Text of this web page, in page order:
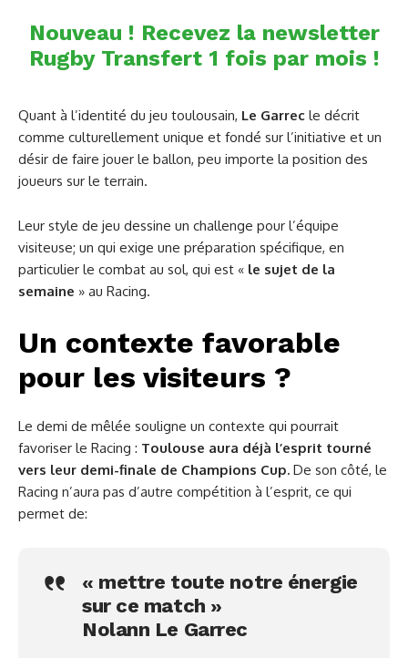
Nouveau ! Recevez la newsletter
Rugby Transfert 1 fois par mois !
Quant à l’identité du jeu toulousain, Le Garrec le décrit
comme culturellement unique et fondé sur l’initiative et un
désir de faire jouer le ballon, peu importe la position des
joueurs sur le terrain.
Leur style de jeu dessine un challenge pour l’équipe
visiteuse; un qui exige une préparation spécifique, en
particulier le combat au sol, qui est « le sujet de la
semaine » au Racing.
Un contexte favorable
pour les visiteurs ?
Le demi de mêlée souligne un contexte qui pourrait
favoriser le Racing : Toulouse aura déjà l’esprit tourné
vers leur demi-finale de Champions Cup. De son côté, le
Racing n’aura pas d’autre compétition à l’esprit, ce qui
permet de:
« mettre toute notre énergie
sur ce match »
Nolann Le Garrec